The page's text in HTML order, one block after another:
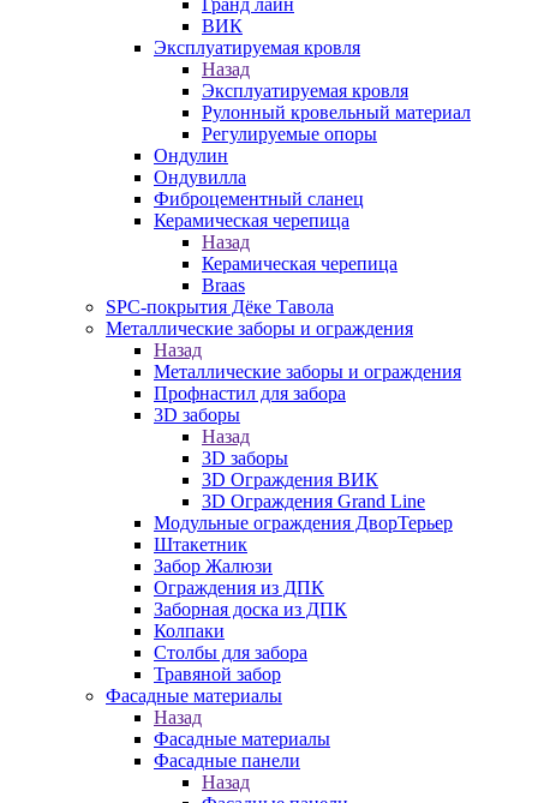
Гранд лайн
ВИК
Эксплуатируемая кровля
Назад
Эксплуатируемая кровля
Рулонный кровельный материал
Регулируемые опоры
Ондулин
Ондувилла
Фиброцементный сланец
Керамическая черепица
Назад
Керамическая черепица
Braas
SPC-покрытия Дёке Тавола
Металлические заборы и ограждения
Назад
Металлические заборы и ограждения
Профнастил для забора
3D заборы
Назад
3D заборы
3D Ограждения ВИК
3D Ограждения Grand Line
Модульные ограждения ДворТерьер
Штакетник
Забор Жалюзи
Ограждения из ДПК
Заборная доска из ДПК
Колпаки
Столбы для забора
Травяной забор
Фасадные материалы
Назад
Фасадные материалы
Фасадные панели
Назад